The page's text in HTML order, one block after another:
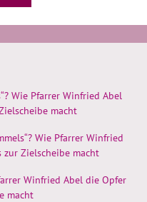
Wie Pfarrer Winfried Abel
macht
Wie Pfarrer Winfried
zur Zielscheibe macht
Winfried Abel die Opfer
macht